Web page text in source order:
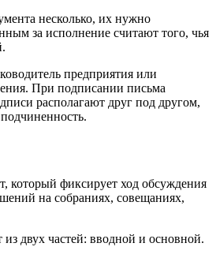
несколько, их нужно
за исполнение считают того, чья
предприятия или
При подписании письма
располагают друг под другом,
который фиксирует ход обсуждения
на собраниях, совещаниях,
из двух частей: вводной и основной.